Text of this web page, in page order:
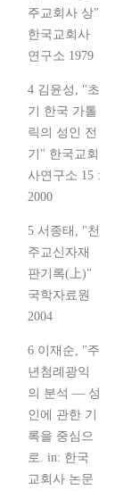
주교회사 상"
한국교회사
연구소 1979
4 김윤성, "초
기 한국 가톨
릭의 성인 전
기" 한국교회
사연구소 15 :
2000
5 서종태, "천
주교신자재
판기록(上)"
국학자료원
2004
6 이재순, "주
년첨례광익
의 분석 — 성
인에 관한 기
록을 중심으
로. in: 한국
교회사 논문